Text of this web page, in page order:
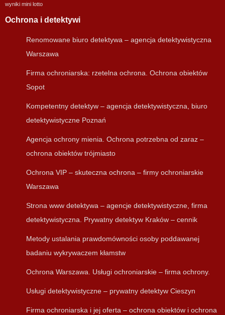
wyniki mini lotto
Ochrona i detektywi
Renomowane biuro detektywa – agencja detektywistyczna
Warszawa
Firma ochroniarska: rzetelna ochrona. Ochrona obiektów
Sopot
Kompetentny detektyw – agencja detektywistyczna, biuro
detektywistyczne Poznań
Agencja ochrony mienia. Ochrona potrzebna od zaraz –
ochrona obiektów trójmiasto
Ochrona VIP – skuteczna ochrona – firmy ochroniarskie
Warszawa
Strona www detektywa – agencje detektywistyczne, firma
detektywistyczna. Prywatny detektyw Kraków – cennik
Metody ustalania prawdomówności osoby poddawanej
badaniu wykrywaczem kłamstw
Ochrona Warszawa. Usługi ochroniarskie – firma ochrony.
Usługi detektywistyczne – prywatny detektyw Cieszyn
Firma ochroniarska i jej oferta – ochrona obiektów i ochrona